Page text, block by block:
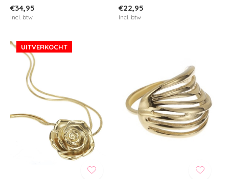
€34,95
Incl. btw
€22,95
Incl. btw
UITVERKOCHT